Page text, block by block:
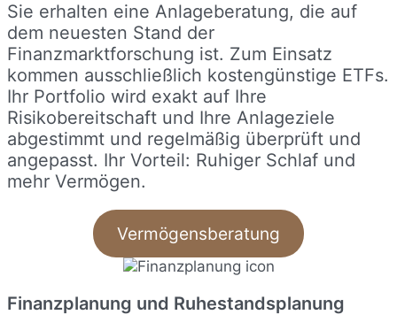
Sie erhalten eine Anlageberatung, die auf
dem neuesten Stand der
Finanzmarktforschung ist. Zum Einsatz
kommen ausschließlich kostengünstige ETFs.
Ihr Portfolio wird exakt auf Ihre
Risikobereitschaft und Ihre Anlageziele
abgestimmt und regelmäßig überprüft und
angepasst. Ihr Vorteil: Ruhiger Schlaf und
mehr Vermögen.
Vermögensberatung
Finanzplanung und Ruhestandsplanung